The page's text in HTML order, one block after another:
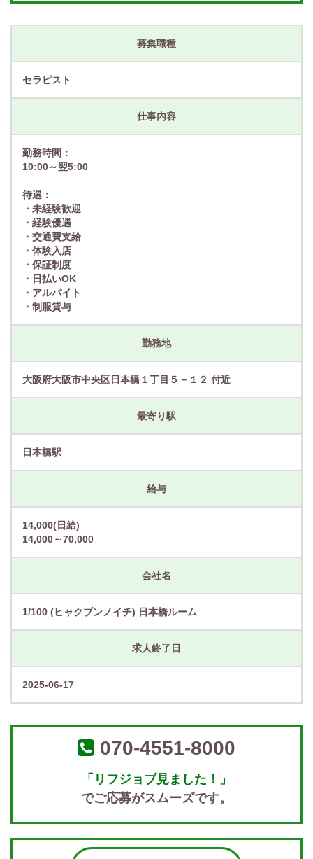
募集職種
セラピスト
仕事内容
勤務時間：
10:00～翌5:00
待遇：
・未経験歓迎
・経験優遇
・交通費支給
・体験入店
・保証制度
・日払いOK
・アルバイト
・制服貸与
勤務地
大阪府大阪市中央区日本橋１丁目５－１２ 付近
最寄り駅
日本橋駅
給与
14,000(日給)
14,000～70,000
会社名
1/100 (ヒャクブンノイチ) 日本橋ルーム
求人終了日
2025-06-17
070‐4551‐8000
「リフジョブ見ました！」
でご応募がスムーズです。